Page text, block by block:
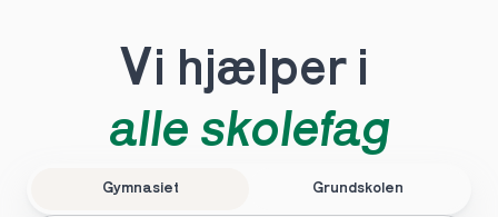
Vi hjælper i
alle skolefag
Gymnasiet Grundskolen